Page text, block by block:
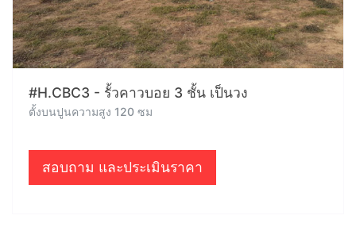
#H.CBC3 - รั้วคาวบอย 3 ชั้น เป็นวง
ตั้งบนปูนความสูง 120 ซม
สอบถาม และประเมินราคา